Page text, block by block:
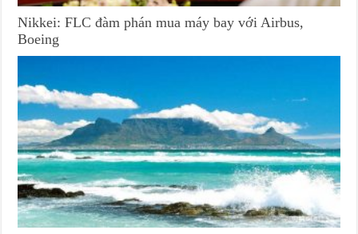
Nikkei: FLC đàm phán mua máy bay với Airbus,
Boeing